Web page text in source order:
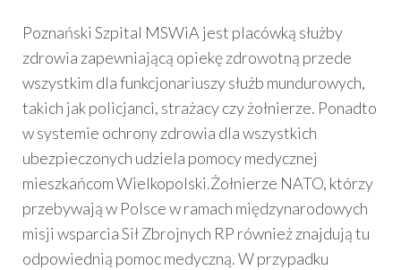
Poznański Szpital MSWiA jest placówką służby
zdrowia zapewniającą opiekę zdrowotną przede
wszystkim dla funkcjonariuszy służb mundurowych,
takich jak policjanci, strażacy czy żołnierze. Ponadto
w systemie ochrony zdrowia dla wszystkich
ubezpieczonych udziela pomocy medycznej
mieszkańcom Wielkopolski.Żołnierze NATO, którzy
przebywają w Polsce w ramach międzynarodowych
misji wsparcia Sił Zbrojnych RP również znajdują tu
odpowiednią pomoc medyczną. W przypadku